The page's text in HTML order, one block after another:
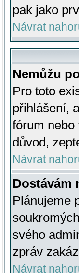
pak jako
Návrat
Nemůžu
Pro toto
přihlášení,
fórum nebo
důvod,
Návrat
Dostávám
Plánujeme
svého
zpráv
Návrat